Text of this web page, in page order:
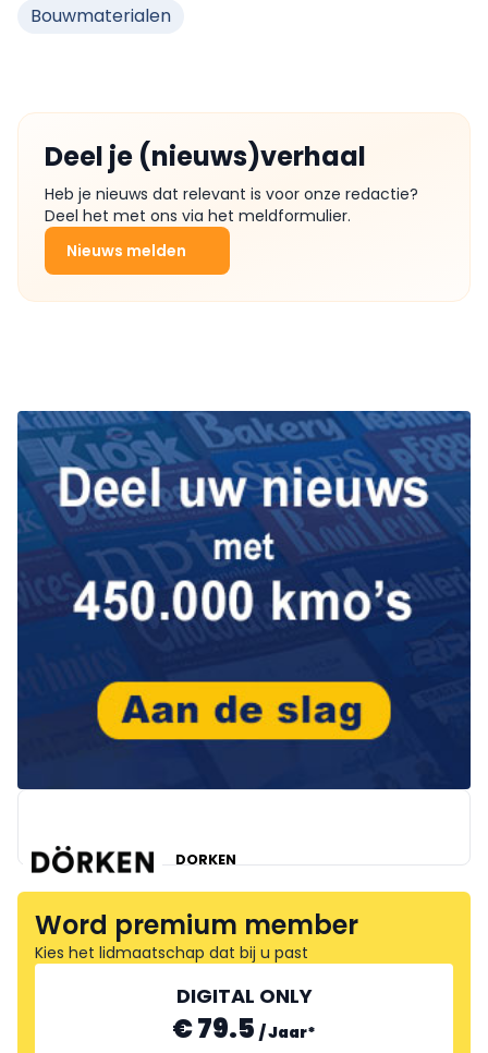
Bouwmaterialen
Deel je (nieuws)verhaal
Heb je nieuws dat relevant is voor onze redactie?
Deel het met ons via het meldformulier.
Nieuws melden
DORKEN
Word premium member
Kies het lidmaatschap dat bij u past
DIGITAL ONLY
€ 79.5 /Jaar*